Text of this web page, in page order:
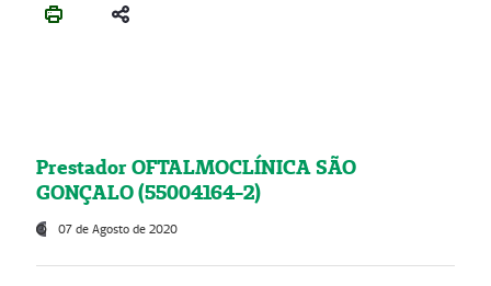
Prestador OFTALMOCLÍNICA SÃO
GONÇALO (55004164-2)
07 de Agosto de 2020